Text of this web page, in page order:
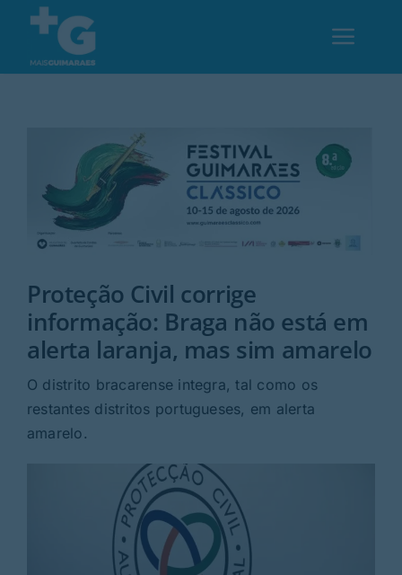
content
Desporto
Opinião
Região
Rubricas
Proteção Civil corrige
informação: Braga não está em
alerta laranja, mas sim amarelo
O distrito bracarense integra, tal como os
restantes distritos portugueses, em alerta
amarelo.